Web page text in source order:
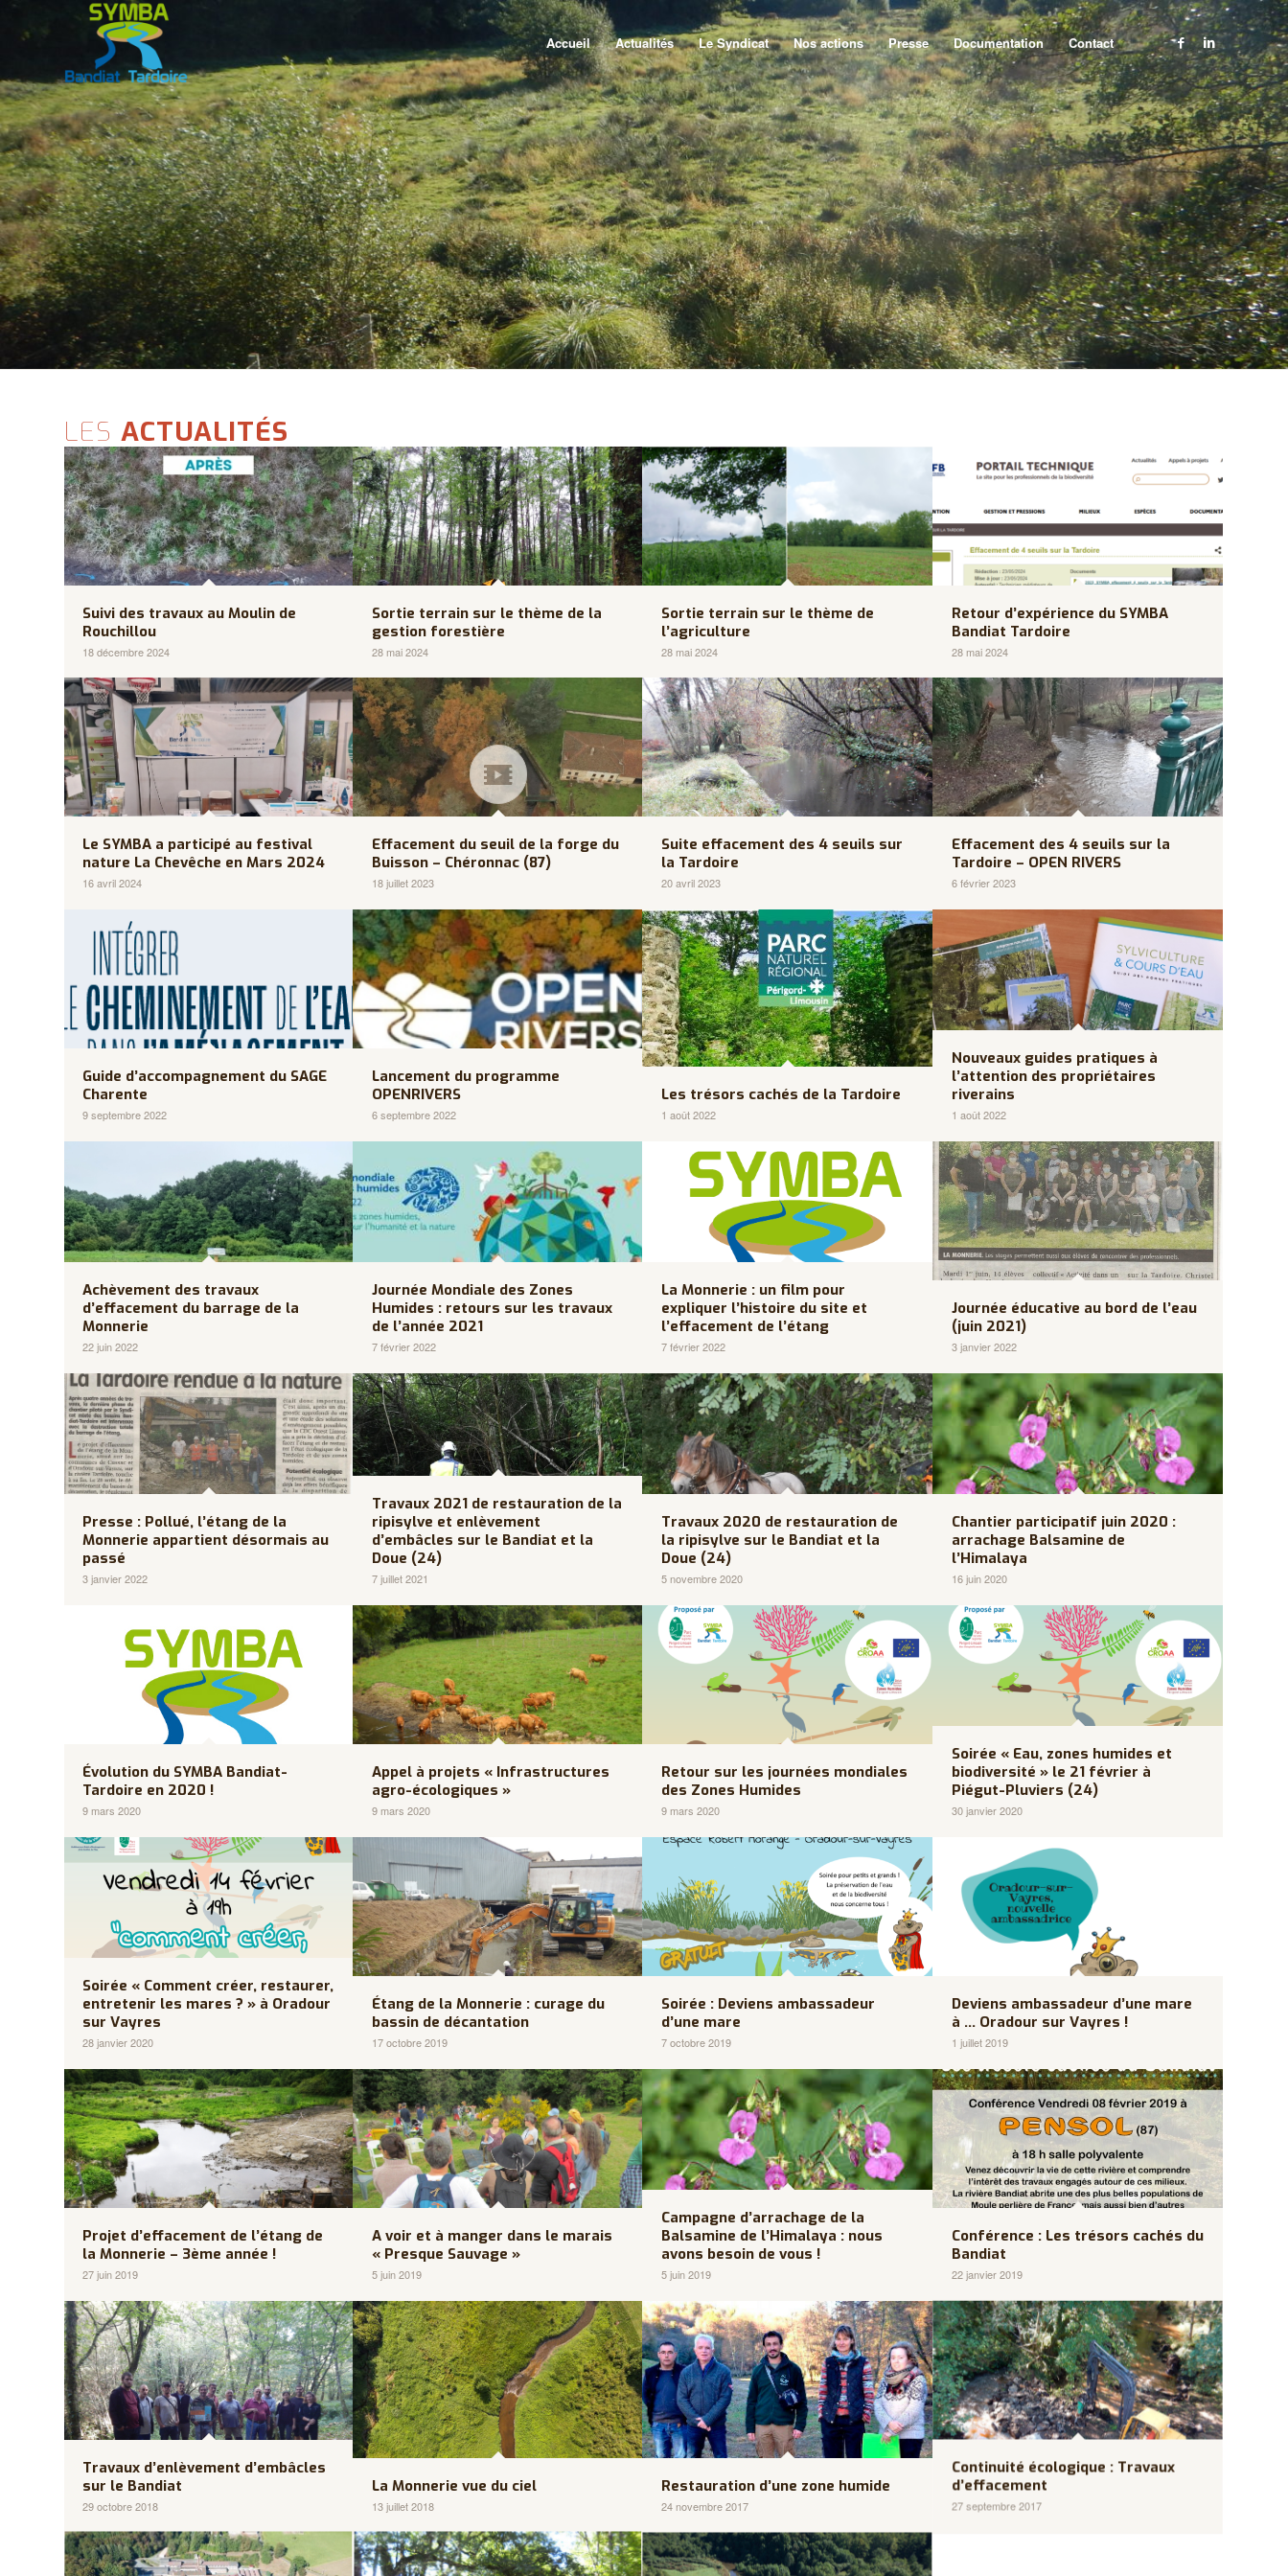
Accueil Actualités Le Syndicat Nos actions Presse Documentation Contact
LES ACTUALITÉS
Suivi des travaux au Moulin de
Rouchillou
18 décembre 2024
Sortie terrain sur le thème de la
gestion forestière
28 mai 2024
Sortie terrain sur le thème de
l’agriculture
28 mai 2024
Retour d’expérience du SYMBA
Bandiat Tardoire
28 mai 2024
Le SYMBA a participé au festival
nature La Chevêche en Mars 2024
16 avril 2024
Effacement du seuil de la forge du
Buisson – Chéronnac (87)
18 juillet 2023
Suite effacement des 4 seuils sur
la Tardoire
20 avril 2023
Effacement des 4 seuils sur la
Tardoire – OPEN RIVERS
6 février 2023
Guide d’accompagnement du SAGE
Charente
9 septembre 2022
Lancement du programme
OPENRIVERS
6 septembre 2022
Les trésors cachés de la Tardoire
1 août 2022
Nouveaux guides pratiques à
l’attention des propriétaires
riverains
1 août 2022
Achèvement des travaux
d’effacement du barrage de la
Monnerie
22 juin 2022
Journée Mondiale des Zones
Humides : retours sur les travaux
de l’année 2021
7 février 2022
La Monnerie : un film pour
expliquer l’histoire du site et
l’effacement de l’étang
7 février 2022
Journée éducative au bord de l’eau
(juin 2021)
3 janvier 2022
Presse : Pollué, l’étang de la
Monnerie appartient désormais au
passé
3 janvier 2022
Travaux 2021 de restauration de la
ripisylve et enlèvement
d’embâcles sur le Bandiat et la
Doue (24)
7 juillet 2021
Travaux 2020 de restauration de
la ripisylve sur le Bandiat et la
Doue (24)
5 novembre 2020
Chantier participatif juin 2020 :
arrachage Balsamine de
l’Himalaya
16 juin 2020
Évolution du SYMBA Bandiat-
Tardoire en 2020 !
9 mars 2020
Appel à projets « Infrastructures
agro-écologiques »
9 mars 2020
Retour sur les journées mondiales
des Zones Humides
9 mars 2020
Soirée « Eau, zones humides et
biodiversité » le 21 février à
Piégut-Pluviers (24)
30 janvier 2020
Soirée « Comment créer, restaurer,
entretenir les mares ? » à Oradour
sur Vayres
28 janvier 2020
Étang de la Monnerie : curage du
bassin de décantation
17 octobre 2019
Soirée : Deviens ambassadeur
d’une mare
7 octobre 2019
Deviens ambassadeur d’une mare
à … Oradour sur Vayres !
1 juillet 2019
Projet d’effacement de l’étang de
la Monnerie – 3ème année !
27 juin 2019
A voir et à manger dans le marais
« Presque Sauvage »
5 juin 2019
Campagne d’arrachage de la
Balsamine de l’Himalaya : nous
avons besoin de vous !
5 juin 2019
Conférence : Les trésors cachés du
Bandiat
22 janvier 2019
Travaux d’enlèvement d’embâcles
sur le Bandiat
29 octobre 2018
La Monnerie vue du ciel
13 juillet 2018
Restauration d’une zone humide
24 novembre 2017
Continuité écologique : Travaux
d’effacement
27 septembre 2017